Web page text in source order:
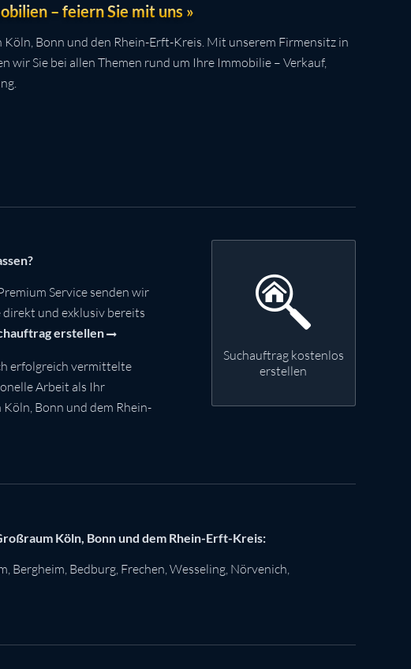
– feiern Sie mit uns »
Bonn und den Rhein-Erft-Kreis. Mit unserem Firmensitz in
wir Sie bei allen Themen rund um Ihre Immobilie – Verkauf,
Service senden wir
und exklusiv bereits
erstellen
erfolgreich vermittelte
Arbeit als Ihr
Bonn und dem Rhein-
Suchauftrag kostenlos
erstellen
Köln, Bonn und dem Rhein-Erft-Kreis:
, Bergheim, Bedburg, Frechen,Wesseling, Nörvenich,